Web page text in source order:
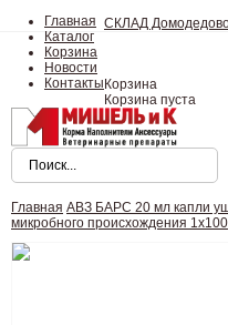
Главная
Каталог
Корзина
Новости
Контакты
СКЛАД
Корзина
Корзина пуста
Главная АВЗ БАРС 20 мл капли
микробного происхождения 1х100